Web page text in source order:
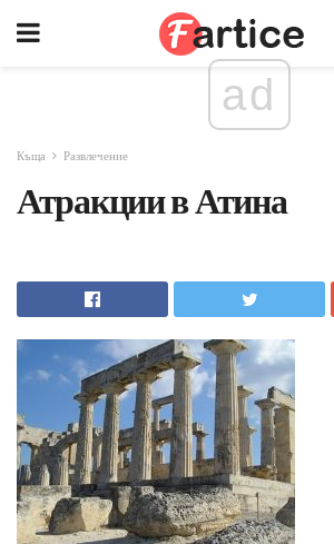
ad
Къща Развлечение
Атракции в Атина